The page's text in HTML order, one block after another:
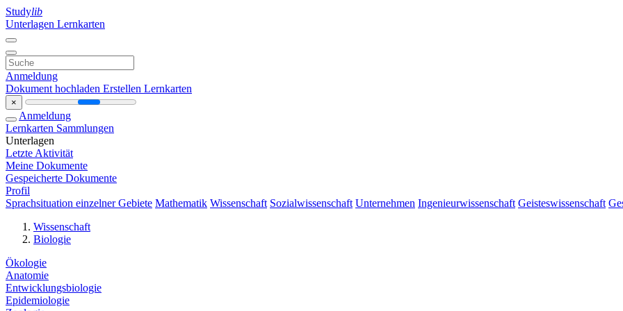
Studylib
Unterlagen Lernkarten
Anmeldung
Dokument hochladen Erstellen Lernkarten
×
Anmeldung
Lernkarten Sammlungen
Unterlagen
Letzte Aktivität
Meine Dokumente
Gespeicherte Dokumente
Profil
Sprachsituation einzelner Gebiete Mathematik Wissenschaft Sozialwissenschaft Unternehmen Ingenieurwissenschaft Geisteswissenschaft
Wissenschaft
Biologie
Ökologie
Anatomie
Entwicklungsbiologie
Epidemiologie